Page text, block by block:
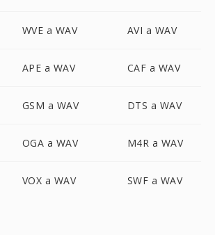
WVE a WAV AVI a WAV
APE a WAV CAF a WAV
GSM a WAV DTS a WAV
OGA a WAV M4R a WAV
VOX a WAV SWF a WAV